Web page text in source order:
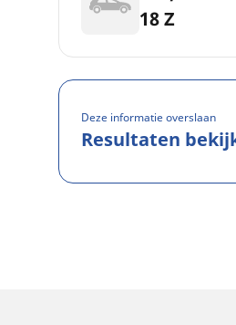
18 Z
Deze informatie overslaan
Resultaten